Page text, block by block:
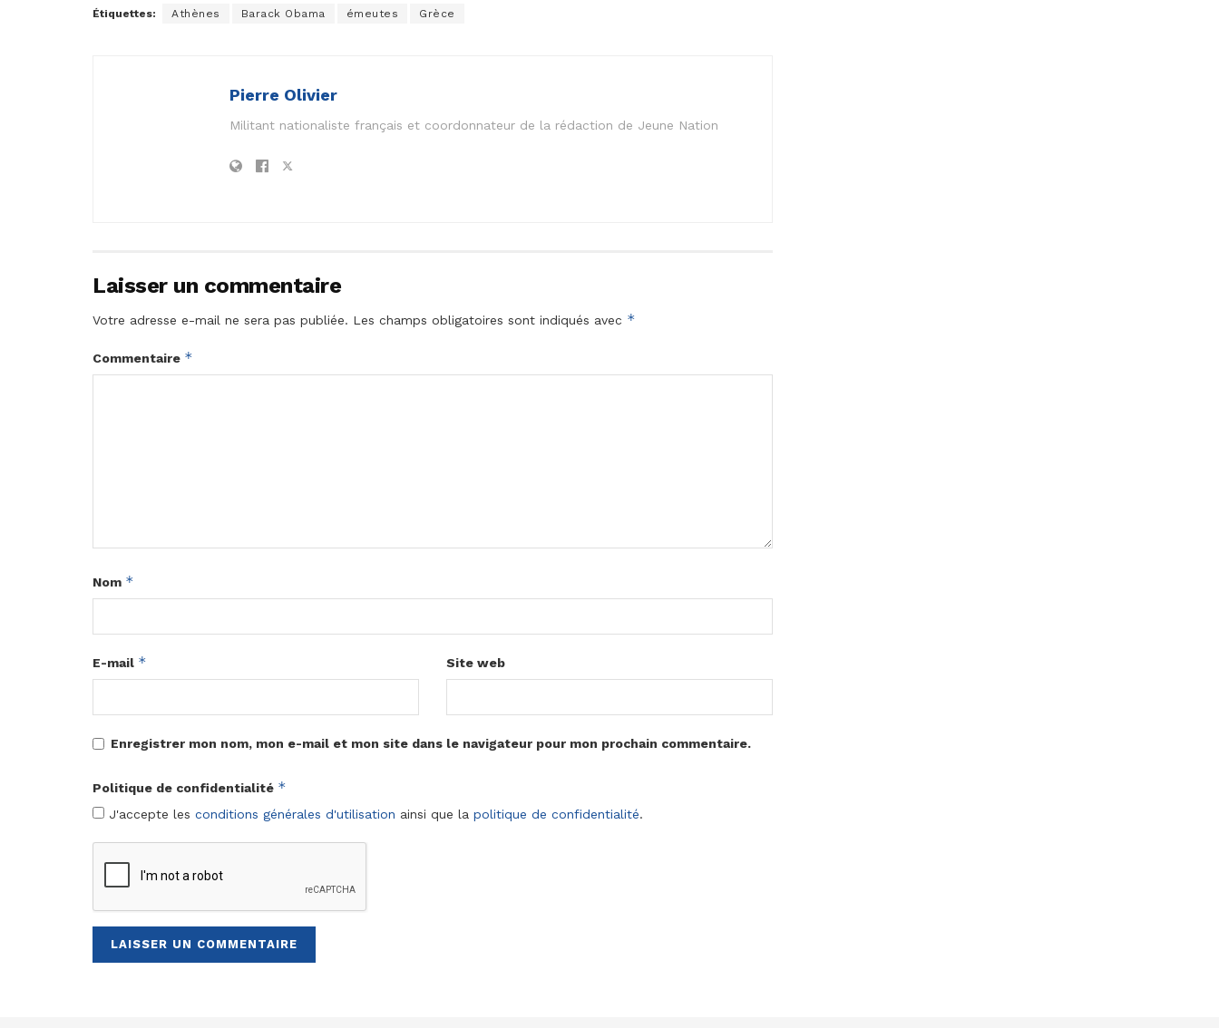
Étiquettes: Athènes Barack Obama émeutes Grèce
Pierre Olivier
Militant nationaliste français et coordonnateur de la rédaction de Jeune Nation
Laisser un commentaire
Votre adresse e-mail ne sera pas publiée. Les champs obligatoires sont indiqués avec *
Commentaire *
Nom *
E-mail * Site web
Enregistrer mon nom, mon e-mail et mon site dans le navigateur pour mon prochain commentaire.
Politique de confidentialité *
J'accepte les conditions générales d'utilisation ainsi que la politique de confidentialité.